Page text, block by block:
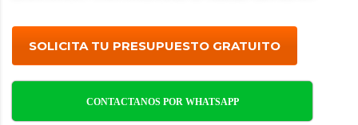
SOLICITA TU PRESUPUESTO GRATUITO
CONTACTANOS POR WHATSAPP